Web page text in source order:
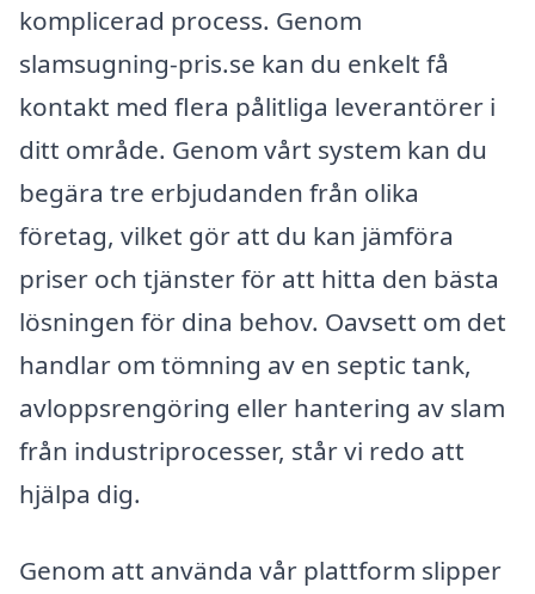
komplicerad process. Genom
slamsugning-pris.se kan du enkelt få
kontakt med flera pålitliga leverantörer i
ditt område. Genom vårt system kan du
begära tre erbjudanden från olika
företag, vilket gör att du kan jämföra
priser och tjänster för att hitta den bästa
lösningen för dina behov. Oavsett om det
handlar om tömning av en septic tank,
avloppsrengöring eller hantering av slam
från industriprocesser, står vi redo att
hjälpa dig.
Genom att använda vår plattform slipper